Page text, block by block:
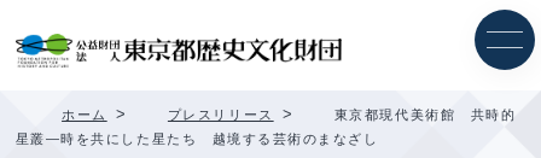
ホーム > プレスリリース >
東京都現代美術館 共時的
星叢―時を共にした星たち 越境する芸術のまなざし